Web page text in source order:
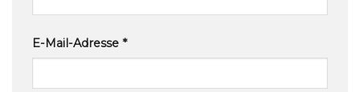
E-Mail-Adresse *